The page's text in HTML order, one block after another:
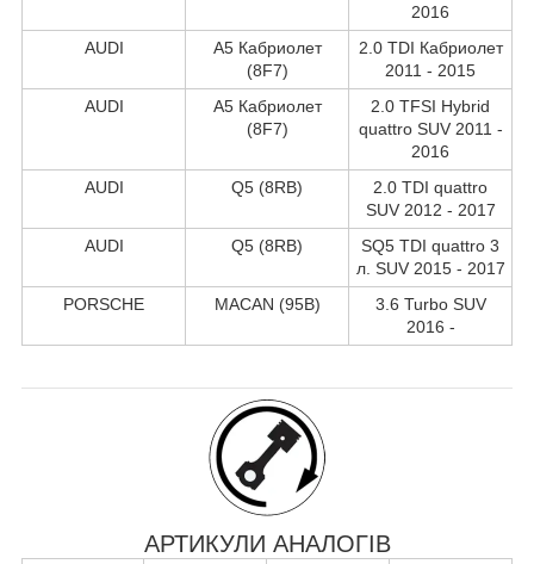
2016
AUDI
A5 Кабриолет
(8F7)
2.0 TDI Кабриолет
2011 - 2015
AUDI
A5 Кабриолет
(8F7)
2.0 TFSI Hybrid
quattro SUV 2011 -
2016
AUDI
Q5 (8RB)
2.0 TDI quattro
SUV 2012 - 2017
AUDI
Q5 (8RB)
SQ5 TDI quattro 3
л. SUV 2015 - 2017
PORSCHE
MACAN (95B)
3.6 Turbo SUV
2016 -
АРТИКУЛИ АНАЛОГІВ